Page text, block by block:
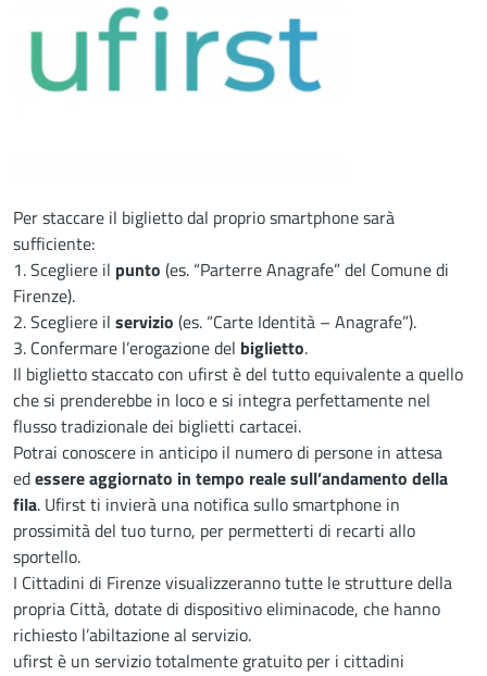
Descrizione
Per staccare il biglietto dal proprio smartphone sarà
sufficiente:
1. Scegliere il punto (es. “Parterre Anagrafe” del Comune di
Firenze).
2. Scegliere il servizio (es. “Carte Identità – Anagrafe”).
3. Confermare l’erogazione del biglietto.
Il biglietto staccato con ufirst è del tutto equivalente a quello
che si prenderebbe in loco e si integra perfettamente nel
flusso tradizionale dei biglietti cartacei.
Potrai conoscere in anticipo il numero di persone in attesa
edessere aggiornato in tempo reale sull’andamento della
fila. Ufirst ti invierà una notifica sullo smartphone in
prossimità del tuo turno, per permetterti di recarti allo
sportello.
I Cittadini di Firenze visualizzeranno tutte le strutture della
propria Città, dotate di dispositivo eliminacode, che hanno
richiesto l’abiltazione al servizio.
ufirst è un servizio totalmente gratuito per i cittadini